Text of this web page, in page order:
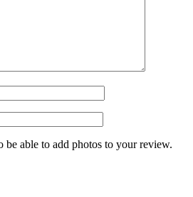
be able to add photos to your review.